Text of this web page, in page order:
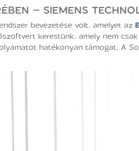
– SIEMENS
bevezetése volt, amelyet az
kerestünk, amely nem
hatékonyan támogat. A